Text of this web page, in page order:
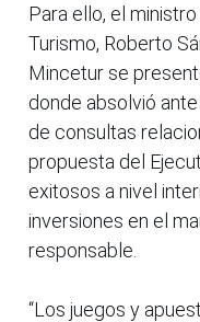
Para ello, el
Turismo, Roberto
Mincetur se
donde absolvió
de consultas
propuesta del
exitosos a nivel
inversiones en el
responsable.
“Los juegos y